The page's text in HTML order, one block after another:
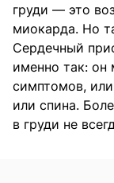
груди — это
миокарда. Но
Сердечный
именно так: он
симптомов,
или спина.
в груди не